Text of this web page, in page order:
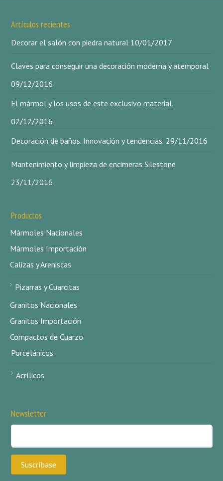
Artículos recientes
Decorar el salón con piedra natural 10/01/2017
Claves para conseguir una decoración moderna y atemporal
09/12/2016
El mármol y los usos de este exclusivo material.
02/12/2016
Decoración de baños. Innovación y tendencias. 29/11/2016
Mantenimiento y limpieza de encimeras Silestone
23/11/2016
Productos
Mármoles Nacionales
Mármoles Importación
Calizas y Areniscas
Pizarras y Cuarcitas
Granitos Nacionales
Granitos Importación
Compactos de Cuarzo
Porcelánicos
Acrílicos
Newsletter